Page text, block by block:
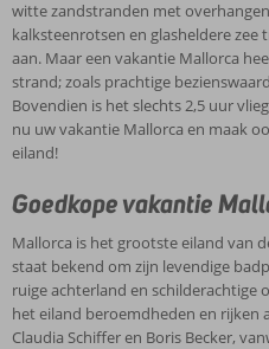
van stranden, eetgelegenheden
witte zandstranden met
kalksteenrotsen en glasheldere
aan. Maar een vakantie Mallorca
strand; zoals prachtige
Bovendien is het slechts 2,5 uur
nu uw vakantie Mallorca en maak
eiland!
Goedkope vakantie
Mallorca is het grootste eiland van
staat bekend om zijn levendige
ruige achterland en schilderachtige
het eiland beroemdheden en rijken
Claudia Schiffer en Boris Becker,